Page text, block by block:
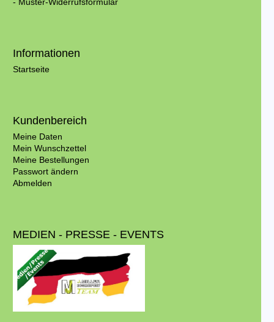
Informationen
Startseite
Kundenbereich
Meine Daten
Mein Wunschzettel
Meine Bestellungen
Passwort ändern
Abmelden
MEDIEN - PRESSE - EVENTS